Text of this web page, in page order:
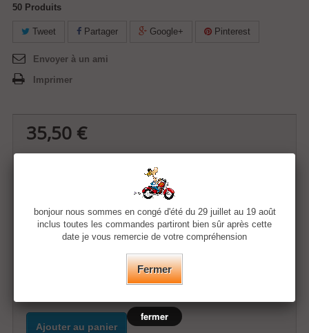
50 Produits
Tweet Partager Google+ Pinterest
Envoyer à un ami
Imprimer
35,50 €
Taille
Ajouter au panier
bonjour nous sommes en congé d'été du 29 juillet au 19 août
inclus toutes les commandes partiront bien sûr après cette
date je vous remercie de votre compréhension
Fermer
fermer